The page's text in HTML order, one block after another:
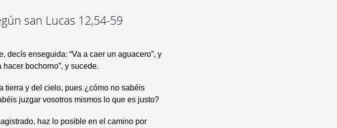
san Lucas 12,54-59
enseguida: “Va a caer un aguacero”, y
bochorno”, y sucede.
tierra y del cielo, pues ¿cómo no sabéis
juzgar vosotros mismos lo que es justo?
haz lo posible en el camino por